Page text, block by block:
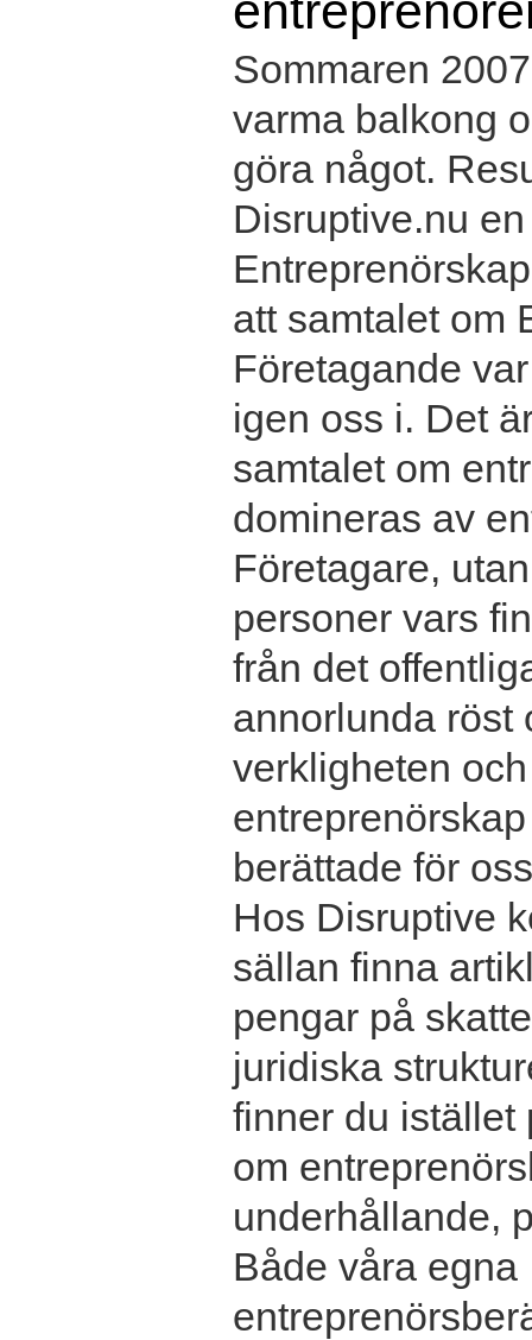
Sommaren
varma balkong
göra något.
Disruptive.nu
att samtalet om
Företagande
igen oss i. Det
samtalet om
domineras av
Företagare,
personer vars
från det
annorlunda röst
verkligheten
berättade för
Hos Disruptive
sällan finna
pengar på
juridiska
finner du istället
om
underhållande,
Både våra egna